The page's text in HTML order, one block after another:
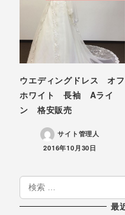
ウエディングドレス オフ
ホワイト 長袖 Aライ
ン 格安販売
サイト管理人
投稿日
2016年10月30日
検
索
最